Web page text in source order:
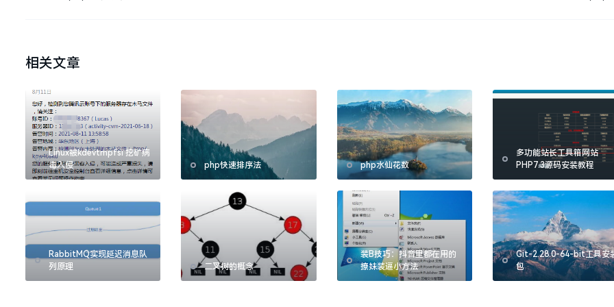
相关文章
Linux被kdevtmpfsi 挖矿病
毒入侵
php快速排序法 php水仙花数
多功能站长工具箱网站
PHP7.3源码安装教程
RabbitMQ实现延迟消息队
列原理
二叉树的概念
装B技巧：抖音里都在用的
撩妹装逼小方法
Git-2.28.0-64-bit工具安
包